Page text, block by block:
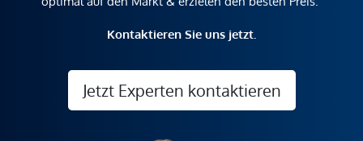
Kontaktieren Sie uns jetzt.
Jetzt Experten kontaktieren